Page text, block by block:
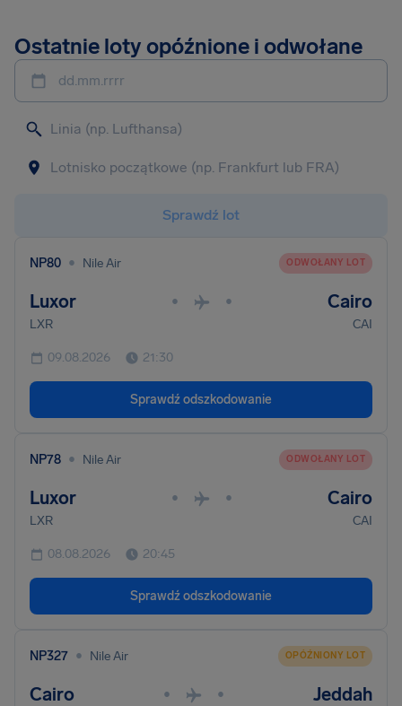
Ostatnie loty opóźnione i odwołane
dd.mm.rrrr
Sprawdź lot
NP80 • Nile Air ODWOŁANY LOT
Luxor • • Cairo
LXR CAI
09.08.2026 21:30
Sprawdź odszkodowanie
NP78 • Nile Air ODWOŁANY LOT
Luxor • • Cairo
LXR CAI
08.08.2026 20:45
Sprawdź odszkodowanie
NP327 • Nile Air OPÓŹNIONY LOT
Cairo • • Jeddah